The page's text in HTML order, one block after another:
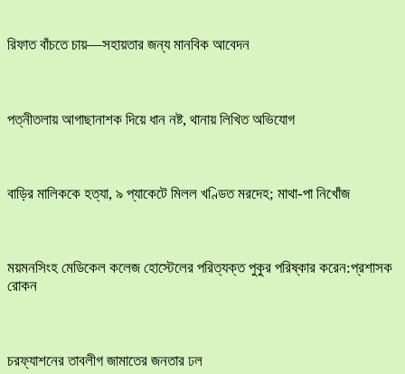
রিফাত বাঁচতে চায়—সহায়তার জন্য মানবিক আবেদন
পত্নীতলায় আগাছানাশক দিয়ে ধান নষ্ট, থানায় লিখিত অভিযোগ
বাড়ির মালিককে হত্যা, ৯ প্যাকেটে মিলল খণ্ডিত মরদেহ; মাথা-পা নিখোঁজ
ময়মনসিংহ মেডিকেল কলেজ হোস্টেলের পরিত্যক্ত পুকুর পরিষ্কার করেন:প্রশাসক
রোকন
চরফ্যাশনের তাবলীগ জামাতের জনতার ঢল